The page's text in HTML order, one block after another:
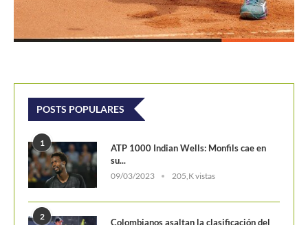
POSTS POPULARES
1
ATP 1000 Indian Wells: Monfils cae en
su...